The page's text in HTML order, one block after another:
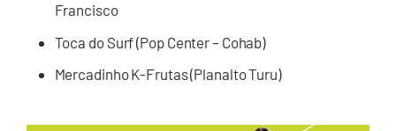
Francisco
Toca do Surf (Pop Center – Cohab)
Mercadinho K-Frutas (Planalto Turu)